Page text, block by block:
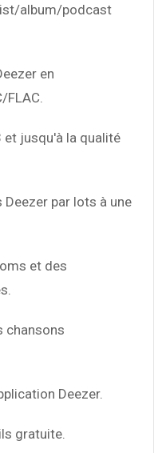
album/podcast
en
et jusqu'à la qualité
par lots à une
et des
chansons
Deezer.
gratuite.